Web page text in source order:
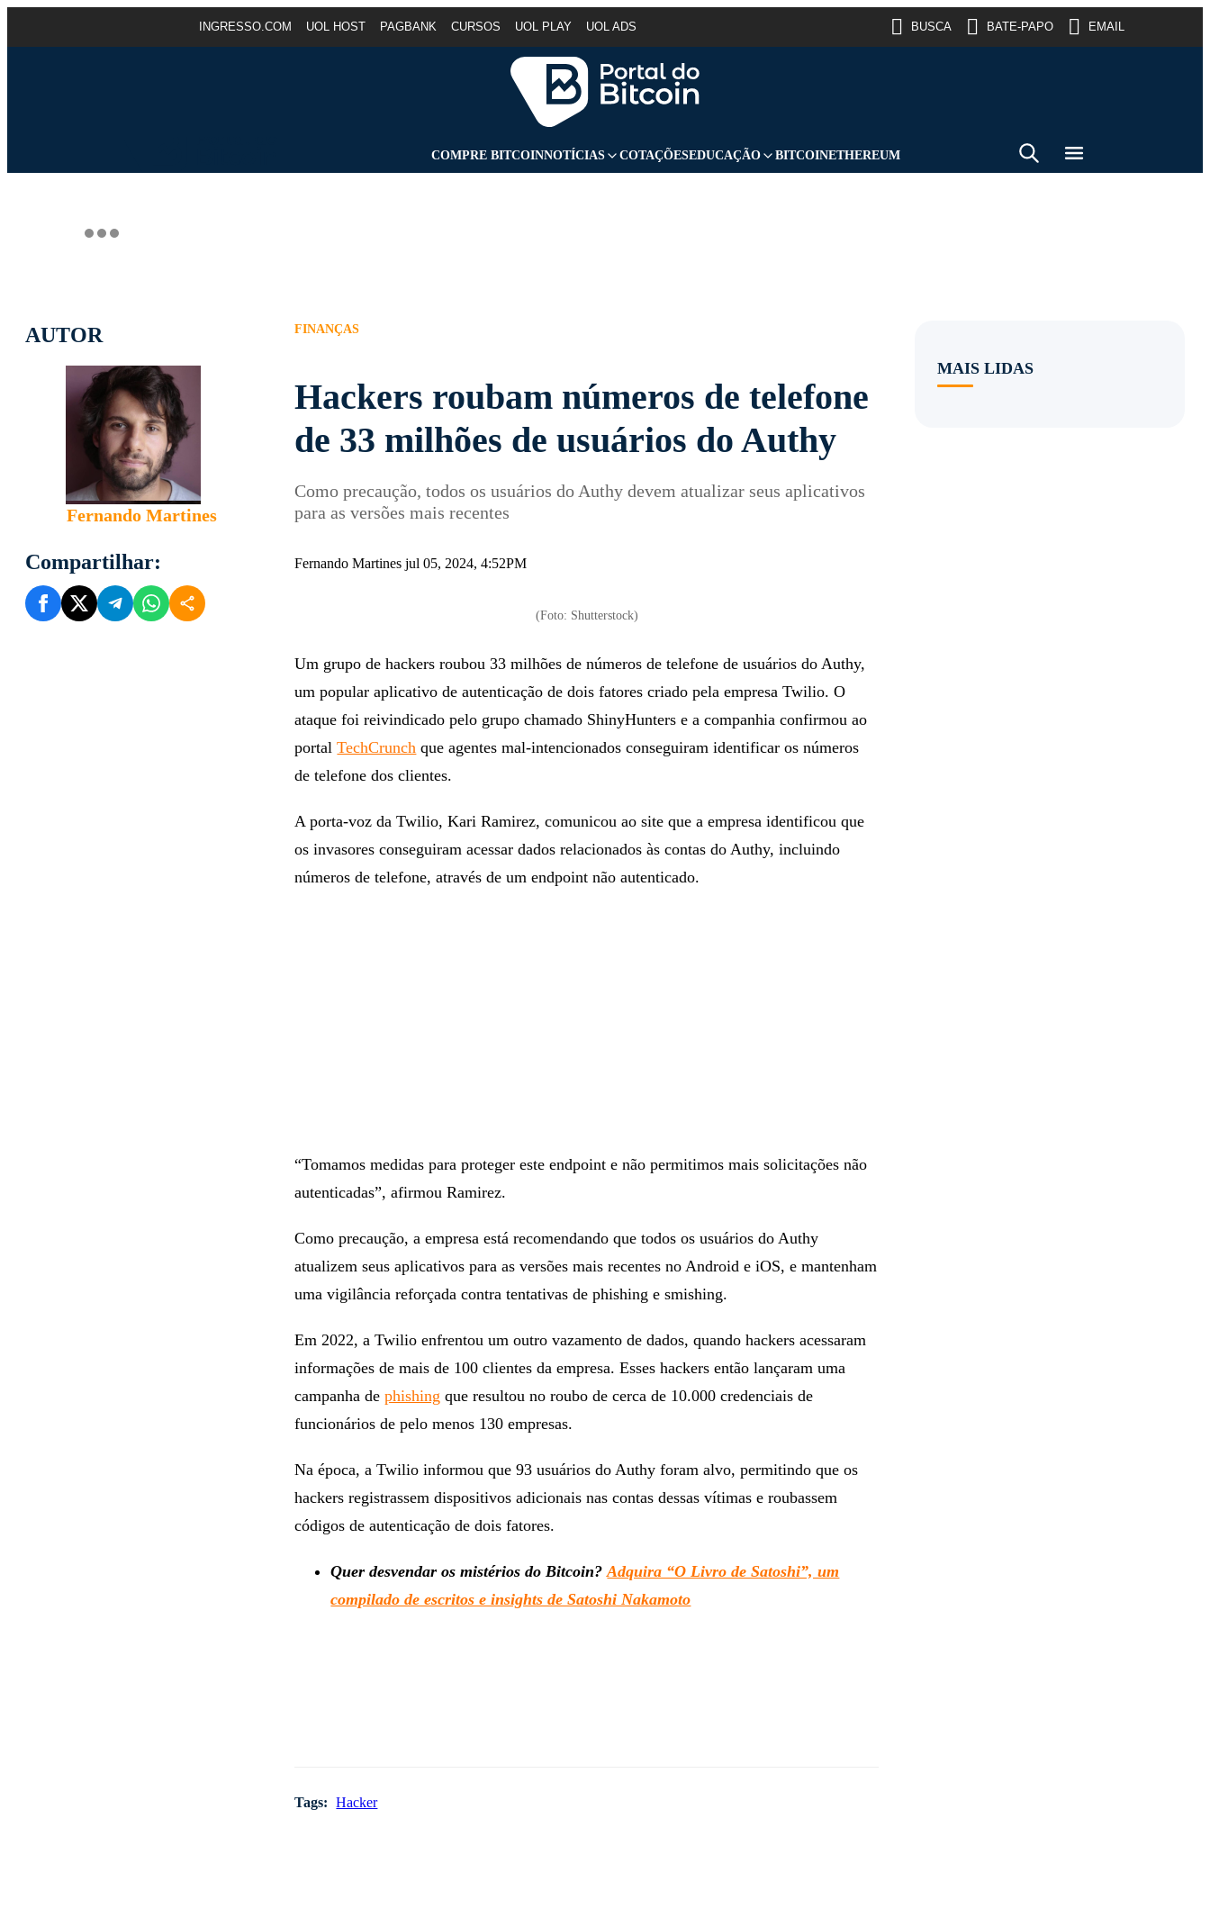
INGRESSO.COM UOL HOST PAGBANK CURSOS UOL PLAY UOL ADS BUSCA BATE-PAPO EMAIL
COMPRE BITCOINNOTÍCIAS COTAÇÕESEDUCAÇÃO BITCOINETHEREUM
AUTOR
Fernando Martines
Compartilhar:
FINANÇAS
Hackers roubam números de telefone
de 33 milhões de usuários do Authy
Como precaução, todos os usuários do Authy devem atualizar seus aplicativos
para as versões mais recentes
Fernando Martines jul 05, 2024, 4:52PM
(Foto: Shutterstock)
Um grupo de hackers roubou 33 milhões de números de telefone de usuários do Authy,
um popular aplicativo de autenticação de dois fatores criado pela empresa Twilio. O
ataque foi reivindicado pelo grupo chamado ShinyHunters e a companhia confirmou ao
portalTechCrunch que agentes mal-intencionados conseguiram identificar os números
de telefone dos clientes.
A porta-voz da Twilio, Kari Ramirez, comunicou ao site que a empresa identificou que
os invasores conseguiram acessar dados relacionados às contas do Authy, incluindo
números de telefone, através de um endpoint não autenticado.
“Tomamos medidas para proteger este endpoint e não permitimos mais solicitações não
autenticadas”, afirmou Ramirez.
Como precaução, a empresa está recomendando que todos os usuários do Authy
atualizem seus aplicativos para as versões mais recentes no Android e iOS, e mantenham
uma vigilância reforçada contra tentativas de phishing e smishing.
Em 2022, a Twilio enfrentou um outro vazamento de dados, quando hackers acessaram
informações de mais de 100 clientes da empresa. Esses hackers então lançaram uma
campanha dephishing que resultou no roubo de cerca de 10.000 credenciais de
funcionários de pelo menos 130 empresas.
Na época, a Twilio informou que 93 usuários do Authy foram alvo, permitindo que os
hackers registrassem dispositivos adicionais nas contas dessas vítimas e roubassem
códigos de autenticação de dois fatores.
Quer desvendar os mistérios do Bitcoin?Adquira “O Livro de Satoshi”, um
compilado de escritos e insights de Satoshi Nakamoto
Tags: Hacker
MAIS LIDAS